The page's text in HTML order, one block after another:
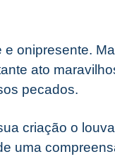
e onipresente.
ato
pecados.
criação o
uma